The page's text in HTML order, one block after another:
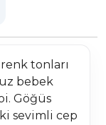
tonları
bebek
Göğüs
sevimli cep